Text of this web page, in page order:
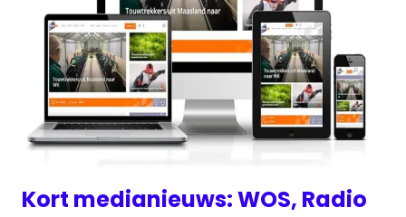
Kort medianieuws: WOS, Radio